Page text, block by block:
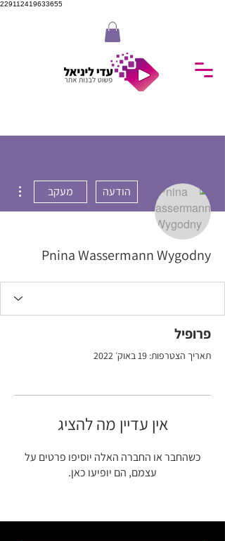
229112419633655
הודעה מעקב
Pnina Wassermann Wygodny
פרופיל
תאריך הצטרפות: 19 באוק׳ 2022
אין עדיין מה להציג
כשהחבר או החברה האלה יוסיפו פרטים על
עצמם, הם יופיעו כאן.